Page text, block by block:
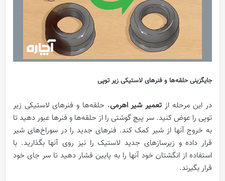
جایگزینی حلقه‌ها و فنرهای لاستیکی زیر توپی
در این مرحله از تعمیر شیر اهرمی، حلقه‌ها و فنرهای لاستیکی زیر
توپی را عوض کنید. سر پیچ گوشتی را از حلقه‌ها و فنرها عبور دهید تا
به خروج آنها از شیر کمک کند. فنرهای جدید را در سوراخ‌های شیر
قرار داده و زیرسازهای جدید لاستیک را نیز روی آنها بگذارید. با
استفاده از انگشتان خود آنها را به پایین فشار دهید تا سر جای خود
قرار بگیرند.